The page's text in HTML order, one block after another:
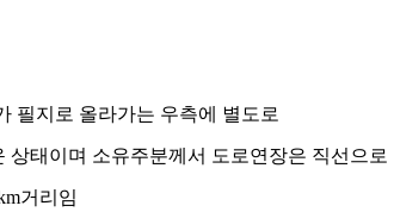
필지로 올라가는 우측에 별도로
태이며 소유주분께서 도로연장은 ​직선으로
거리임